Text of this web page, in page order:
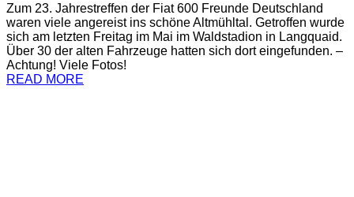
Zum 23. Jahrestreffen der Fiat 600 Freunde Deutschland
waren viele angereist ins schöne Altmühltal. Getroffen wurde
sich am letzten Freitag im Mai im Waldstadion in Langquaid.
Über 30 der alten Fahrzeuge hatten sich dort eingefunden. –
Achtung! Viele Fotos!
READ MORE